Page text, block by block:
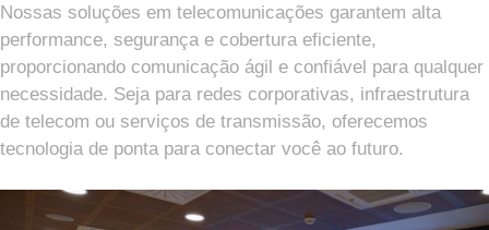
Nossas soluções em telecomunicações garantem alta
performance, segurança e cobertura eficiente,
proporcionando comunicação ágil e confiável para qualquer
necessidade. Seja para redes corporativas, infraestrutura
de telecom ou serviços de transmissão, oferecemos
tecnologia de ponta para conectar você ao futuro.